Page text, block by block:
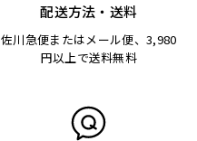
配送方法・送料
佐川急便またはメール便、3,980
円以上で送料無料